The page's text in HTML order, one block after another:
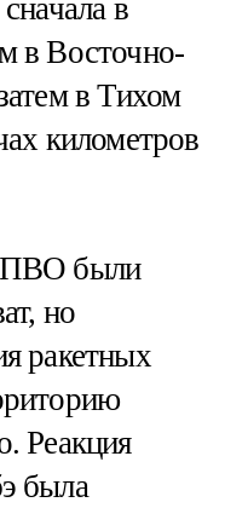
в
в Восточно-
в Тихом
километров
ПВО были
но
ракетных
Реакция
была